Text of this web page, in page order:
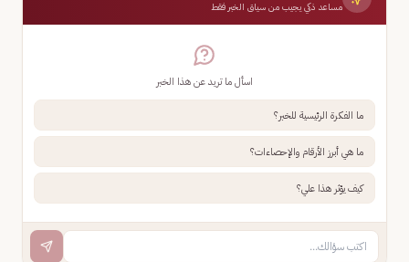
مساعد ذكي يجيب من سياق الخبر فقط
اسأل ما تريد عن هذا الخبر
ما الفكرة الرئيسية للخبر؟
ما هي أبرز الأرقام والإحصاءات؟
كيف يؤثر هذا علي؟